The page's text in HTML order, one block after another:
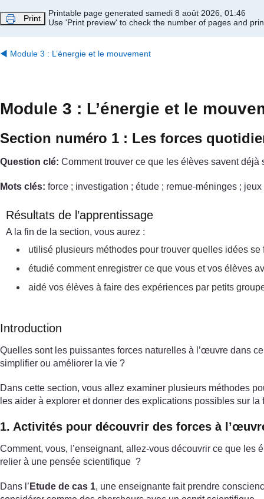
Print
Printable page generated samedi 8 août 2026, 01:46
Use 'Print preview' to check the number of pages and
◀︎ Module 3 : L’énergie et le mouvement
Module 3 : L’énergie et le
Section numéro 1 : Les forces
Question clé: Comment trouver ce que les élèves savent
Mots clés: force ; investigation ; étude ; remue-méninges ; jeux
Résultats de l’apprentissage
A la fin de la section, vous aurez :
utilisé plusieurs méthodes pour trouver quelles idées
étudié comment enregistrer ce que vous et vos élèves
aidé vos élèves à faire des expériences par petits
Introduction
Quelles sont les puissantes forces naturelles à l’œuvre dans
simplifier ou améliorer la vie ?
Dans cette section, vous allez examiner plusieurs méthodes
les aider à explorer et donner des explications possibles sur
1. Activités pour découvrir des forces à
Comment, vous, l’enseignant, allez-vous découvrir ce que
relier à une pensée scientifique ?
Dans l’ Etude de cas 1, une enseignante fait prendre